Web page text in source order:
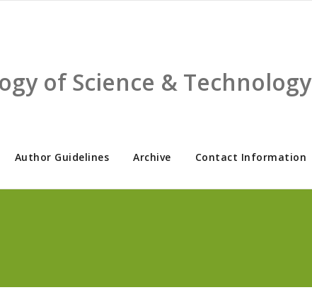
of Science & Technology
Author Guidelines Archive Contact Information